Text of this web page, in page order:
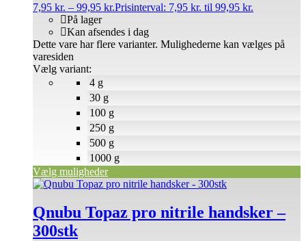
7,95 kr. – 99,95 kr.Prisinterval: 7,95 kr. til 99,95 kr.
På lager
Kan afsendes i dag
Vælg variant:
Vælg muligheder
Dette vare har flere varianter. Mulighederne kan vælges på
varesiden
4 g
30 g
100 g
250 g
500 g
1000 g
Qnubu Topaz pro nitrile handsker –
300stk